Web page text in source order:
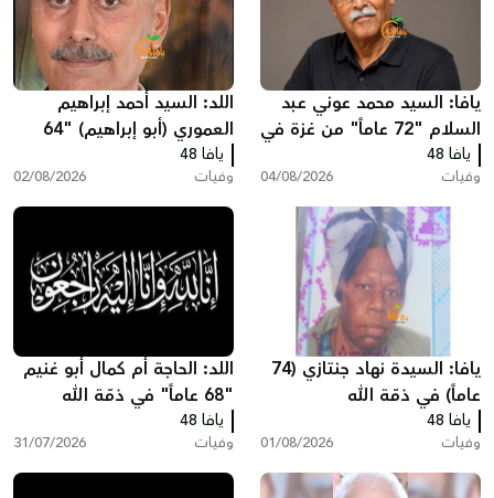
يافا: السيد محمد عوني عبد
السلام "72 عاماً" من غزة في
ذمّة الله
يافا 48
وفيات 04/08/2026
اللد: السيد أحمد إبراهيم
العموري (أبو إبراهيم) "64
عاماً" في ذمّة الله
يافا 48
وفيات 02/08/2026
يافا: السيدة نهاد جنتازي (74
عاماً) في ذمّة الله
يافا 48
وفيات 01/08/2026
اللد: الحاجة أم كمال أبو غنيم
"68 عاماً" في ذمّة الله
يافا 48
وفيات 31/07/2026